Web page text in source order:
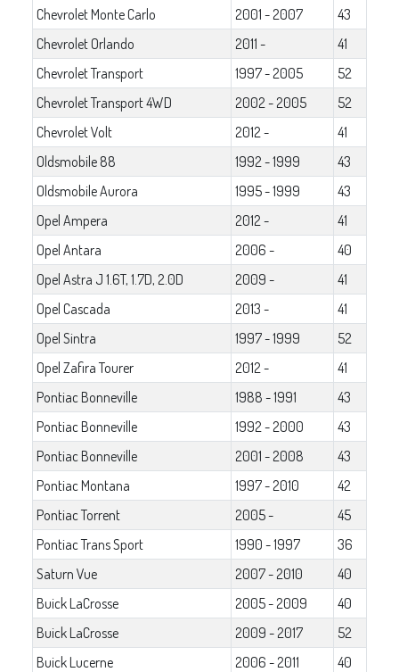
Chevrolet Monte Carlo
2001 - 2007
43
Chevrolet Orlando
2011 -
41
Chevrolet Transport
1997 - 2005
52
Chevrolet Transport 4WD
2002 - 2005
52
Chevrolet Volt
2012 -
41
Oldsmobile 88
1992 - 1999
43
Oldsmobile Aurora
1995 - 1999
43
Opel Ampera
2012 -
41
Opel Antara
2006 -
40
Opel Astra J 1.6T, 1.7D, 2.0D
2009 -
41
Opel Cascada
2013 -
41
Opel Sintra
1997 - 1999
52
Opel Zafira Tourer
2012 -
41
Pontiac Bonneville
1988 - 1991
43
Pontiac Bonneville
1992 - 2000
43
Pontiac Bonneville
2001 - 2008
43
Pontiac Montana
1997 - 2010
42
Pontiac Torrent
2005 -
45
Pontiac Trans Sport
1990 - 1997
36
Saturn Vue
2007 - 2010
40
Buick LaCrosse
2005 - 2009
40
Buick LaCrosse
2009 - 2017
52
Buick Lucerne
2006 - 2011
40